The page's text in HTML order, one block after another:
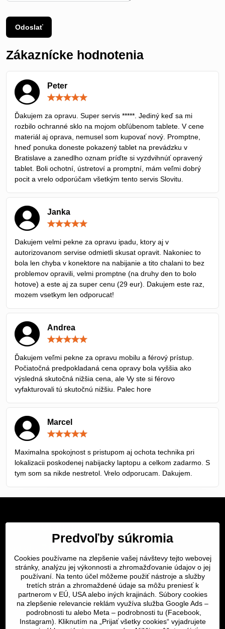
Odoslať
Zákaznícke hodnotenia
Peter
5
Ďakujem za opravu. Super servis *****. Jediný keď sa mi
rozbilo ochranné sklo na mojom obľúbenom tablete. V cene
materiál aj oprava, nemusel som kupovať nový. Promptne,
hneď ponuka doneste pokazený tablet na prevádzku v
Bratislave a zanedlho oznam príďte si vyzdvihnúť opravený
tablet. Boli ochotní, ústretoví a promptní, mám veľmi dobrý
pocit a vrelo odporúčam všetkým tento servis Slovitu.
Janka
5
Dakujem velmi pekne za opravu ipadu, ktory aj v
autorizovanom servise odmietli skusat opravit. Nakoniec to
bola len chyba v konektore na nabijanie a tito chalani to bez
problemov opravili, velmi promptne (na druhy den to bolo
hotove) a este aj za super cenu (29 eur). Dakujem este raz,
mozem vsetkym len odporucat!
Andrea
5
Ďakujem veľmi pekne za opravu mobilu a férový prístup.
Počiatočná predpokladaná cena opravy bola vyššia ako
výsledná skutočná nižšia cena, ale Vy ste si férovo
vyfakturovali tú skutočnú nižšiu. Palec hore
Marcel
5
Maximalna spokojnost s pristupom aj ochota technika pri
lokalizacii poskodenej nabijacky laptopu a celkom zadarmo. S
tym som sa nikde nestretol. Vrelo odporucam. Dakujem.
Servis Bratislava
Servis Košice
Dôležité odkazy
SERVIS KURIÉROM
Predvoľby súkromia
Cookies používame na zlepšenie vašej návštevy tejto webovej
stránky, analýzu jej výkonnosti a zhromažďovanie údajov o jej
používaní. Na tento účel môžeme použiť nástroje a služby
tretích strán a zhromaždené údaje sa môžu preniesť k
partnerom v EÚ, USA alebo iných krajinách. Súbory cookies
na zlepšenie relevancie reklám využíva služba Google Ads –
podrobnosti tu alebo Meta – podrobnosti tu (Facebook,
Instagram). Kliknutím na „Prijať všetky cookies“ vyjadrujete